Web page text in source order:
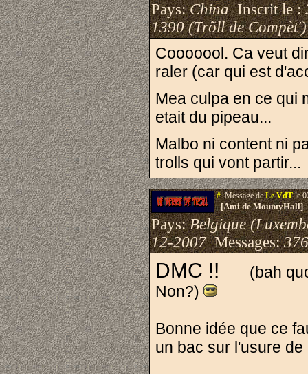
Pays:ChinaInscrit le :
1390 (Trõll de Compèt')
Cooooool. Ca veut
raler (car qui est
Mea culpa en ce qui
etait du pipeau...
Malbo ni content ni
trolls qui vont partir...
#.Message deLe VdTle
[Ami de MountyHall]
Pays:Belgique
12-2007Messages:
DMC !!
(bah
Non?)
Bonne idée que ce
un bac sur l'usure